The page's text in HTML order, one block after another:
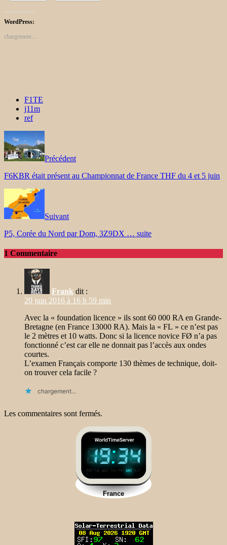
WordPress:
chargement…
F1TE
j11m
ref
Précédent
F6KBR était présent au Championnat de France THF du 4 et 5 juin
Suivant
P5, Corée du Nord par Dom, 3Z9DX … suite
1 Commentaire
Frank dit :
20 juin 2016 à 16 h 59 min
Avec la « foundation licence » ils sont 60 000 RA en Grande-
Bretagne (en France 13000 RA). Mais la « FL » ce n’est pas
le 2 mètres et 10 watts. Donc si la licence novice FØ n’a pas
fonctionné c’est car elle ne donnait pas l’accès aux ondes
courtes.
L’examen Français comporte 130 thèmes de technique, doit-
on trouver cela facile ?
chargement…
Les commentaires sont fermés.